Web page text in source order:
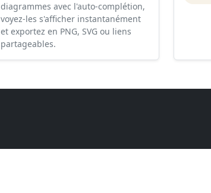
diagrammes avec l'auto-complétion,
voyez-les s'afficher instantanément
et exportez en PNG, SVG ou liens
partageables.